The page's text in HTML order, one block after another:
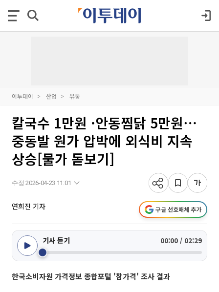
이투데이 산업 유통
칼국수 1만원 ·안동찜닭 5만원⋯
중동발 원가 압박에 외식비 지속
상승[물가 돋보기]
수정 2026-04-23 11:01
연희진 기자 구글 선호매체 추가
기사 듣기 00:00 / 02:29
한국소비자원 가격정보 종합포털 '참가격' 조사 결과